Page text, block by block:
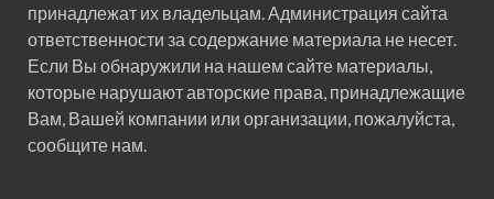
принадлежат их владельцам. Администрация сайта
ответственности за содержание материала не несет.
Если Вы обнаружили на нашем сайте материалы,
которые нарушают авторские права, принадлежащие
Вам, Вашей компании или организации, пожалуйста,
сообщите нам.